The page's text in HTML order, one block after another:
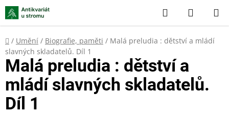
Přejít
na
obsah
Hledat
KOŠÍK
Domů
/ Umění / Biografie, paměti / Malá preludia : dětství a mládí
slavných skladatelů. Díl 1
Malá preludia : dětství a
mládí slavných skladatelů.
Díl 1